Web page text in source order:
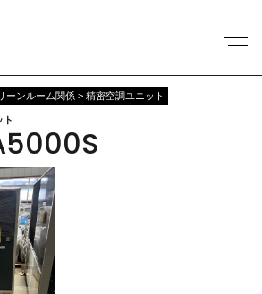
ーンルーム関係 > 精密空調ユニット